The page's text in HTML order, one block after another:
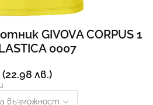
GIVOVA CORPUS 1
0007
(22.98 лв.)